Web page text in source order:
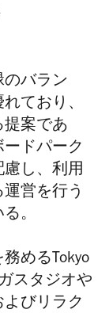
のバラン
ており、
提案であ
ドパーク
し、利用
営を行う
。
めるTokyo
スタジオや
びリラク